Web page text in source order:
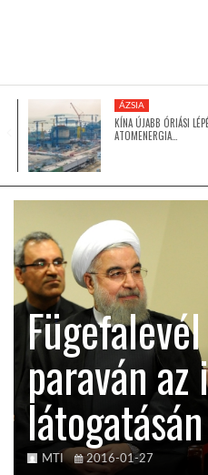
GLOBOTV BP
TROPICALMAGAZIN
GLOBOTV
AFRIKA TUDÁSTÁR
A NAP SZÉPE
ÁZSIA
KÍNA ÚJABB ÓRIÁSI
ATOMENERGIA…
paraván
látogatásán
MTI 2016-01-27